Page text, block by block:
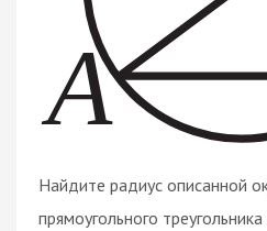
Найдите радиус описанной
прямоугольного